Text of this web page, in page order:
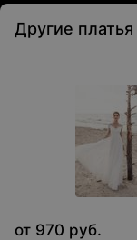
Другие
от 970 руб.